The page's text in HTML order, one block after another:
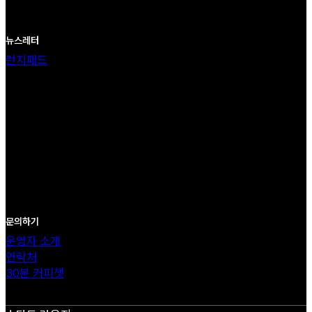
뉴스레터
런치패드
문의하기
운영자 소개
연락처
30분 커피챗